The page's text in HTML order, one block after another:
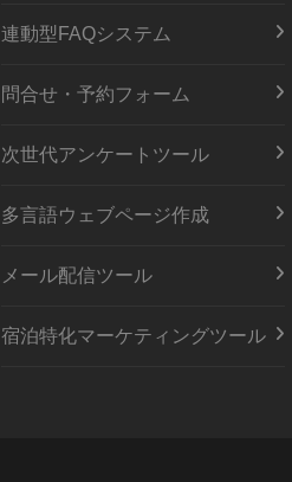
連動型FAQシステム
問合せ・予約フォーム
次世代アンケートツール
多言語ウェブページ作成
メール配信ツール
宿泊特化マーケティングツール